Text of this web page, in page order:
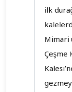
ilk
Mimari
Çeşme